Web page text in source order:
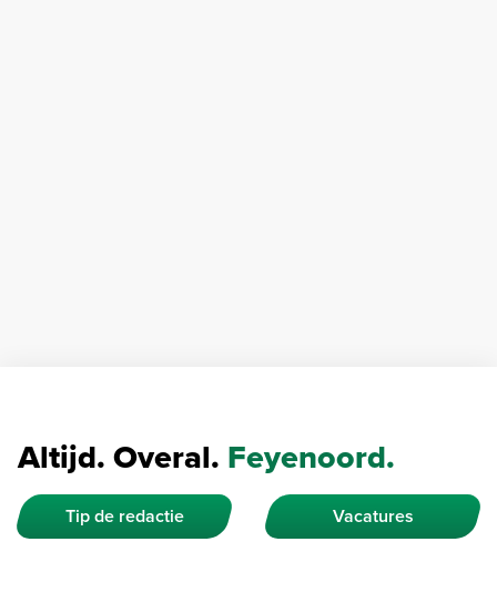
Altijd. Overal. Feyenoord.
Tip de redactie Vacatures